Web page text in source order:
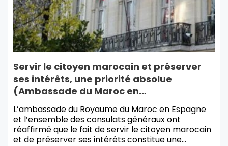
Servir le citoyen marocain et préserver
ses intérêts, une priorité absolue
(Ambassade du Maroc en…
L’ambassade du Royaume du Maroc en Espagne
et l’ensemble des consulats généraux ont
réaffirmé que le fait de servir le citoyen marocain
et de préserver ses intérêts constitue une…